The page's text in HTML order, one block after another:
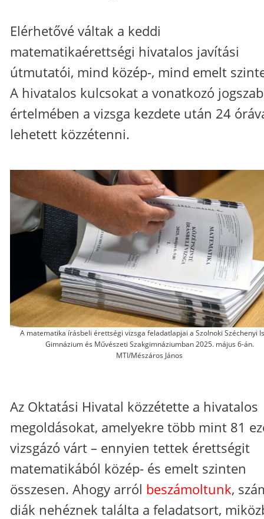
Elérhetővé váltak a keddi
matematikaérettségi hivatalos javítási
útmutatói, mind közép-, mind emelt
A hivatalos kulcsokat a vonatkozó
értelmében a vizsga kezdete után 24
lehetett közzétenni.
A matematika írásbeli érettségi vizsga feladatlapjai a Szolnoki Széchenyi
Gimnázium és Művészeti Szakgimnáziumban 2025. május 6-án.
MTI/Mészáros János
Az Oktatási Hivatal közzétette a hivatalos
megoldásokat, amelyekre több mint 81
vizsgázó várt – ennyien tettek érettségit
matematikából közép- és emelt szinten
összesen. Ahogy arról beszámoltunk,
diák nehéznek találta a feladatsort,